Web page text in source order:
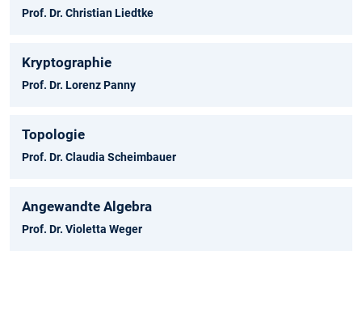
Prof. Dr. Christian Liedtke
Kryptographie
Prof. Dr. Lorenz Panny
Topologie
Prof. Dr. Claudia Scheimbauer
Angewandte Algebra
Prof. Dr. Violetta Weger